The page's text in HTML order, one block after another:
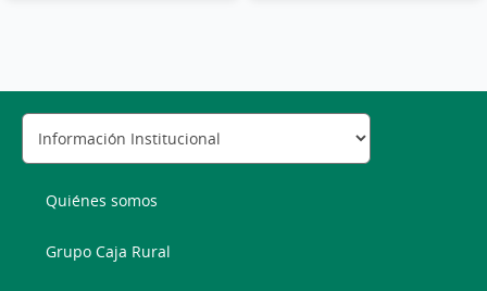
Quiénes somos
Grupo Caja Rural